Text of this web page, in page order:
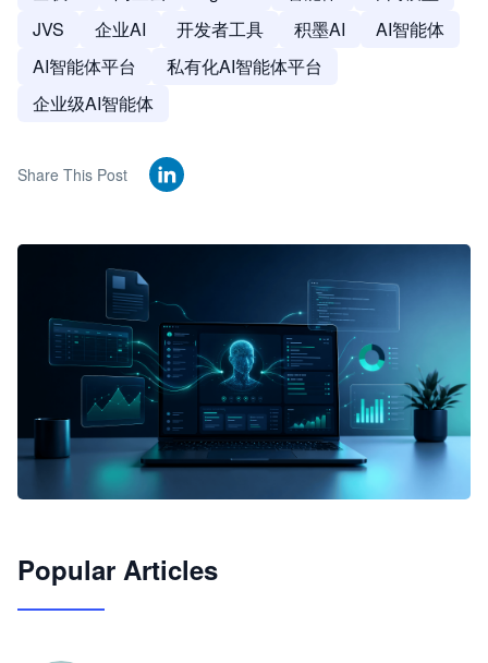
JVS
企业AI 开发者工具 积墨AI
AI智能体
AI智能体平台
私有化AI智能体平台
企业级AI智能体
Share This Post
JimoClaw 桌面 AI Agent 工作台
Popular Articles